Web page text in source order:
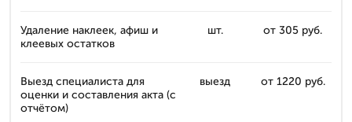
Удаление наклеек, афиш и
клеевых остатков
шт. от 305 руб.
Выезд специалиста для
оценки и составления акта (с
отчётом)
выезд от 1220 руб.